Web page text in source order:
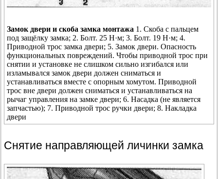
Замок двери и скоба замка монтажа 1. Скоба с пальцем
под защёлку замка; 2. Болт. 25 Н·м; 3. Болт. 19 Н·м; 4.
Приводной трос замка двери; 5. Замок двери. Опасность
функциональных повреждений. Чтобы приводной трос при
снятии и установке не слишком сильно изгибался или
изламывался замок двери должен сниматься и
устанавливаться вместе с опорным хомутом. Приводной
трос вне двери должен сниматься и устанавливаться на
рычаг управления на замке двери; 6. Насадка (не является
запчастью); 7. Приводной трос ручки двери; 8. Накладка
двери
Снятие направляющей личинки замка